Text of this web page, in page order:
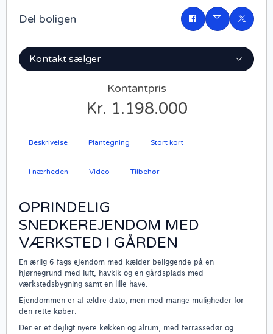
Del boligen
Del
på
Kontakt sælger
Kontantpris
Kr. 1.198.000
Beskrivelse Plantegning Stort kort
I nærheden Video Tilbehør
OPRINDELIG
SNEDKEREJENDOM MED
VÆRKSTED I GÅRDEN
En ærlig 6 fags ejendom med kælder beliggende på en
hjørnegrund med luft, havkik og en gårdsplads med
værkstedsbygning samt en lille have.
Ejendommen er af ældre dato, men med mange muligheder for
den rette køber.
Der er et dejligt nyere køkken og alrum, med terrassedør og